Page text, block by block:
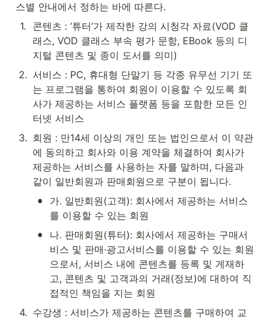
스별 안내에서 정하는 바에 따른다.
1.
콘텐츠 : ‘튜터’가 제작한 강의 시청각 자료(VOD 클
래스, VOD 클래스 부속 평가 문항, EBook 등의 디
지털 콘텐츠 및 종이 도서를 의미)
2. 서비스 : PC, 휴대형 단말기 등 각종 유무선 기기 또
는 프로그램을 통하여 회원이 이용할 수 있도록 회
사가 제공하는 서비스 플랫폼 등을 포함한 모든 인
터넷 서비스
3. 회원 : 만14세 이상의 개인 또는 법인으로서 이 약관
에 동의하고 회사와 이용 계약을 체결하여 회사가
제공하는 서비스를 사용하는 자를 말하며, 다음과
같이 일반회원과 판매회원으로 구분이 됩니다.
•
가. 일반회원(고객): 회사에서 제공하는 서비스
를 이용할 수 있는 회원
•
나. 판매회원(튜터): 회사에서 제공하는 구매서
비스 및 판매·광고서비스를 이용할 수 있는 회원
으로서, 서비스 내에 콘텐츠를 등록 및 게재하
고, 콘텐츠 및 고객과의 거래(정보)에 대하여 직
접적인 책임을 지는 회원
4. 수강생 : 서비스가 제공하는 콘텐츠를 구매하여 교